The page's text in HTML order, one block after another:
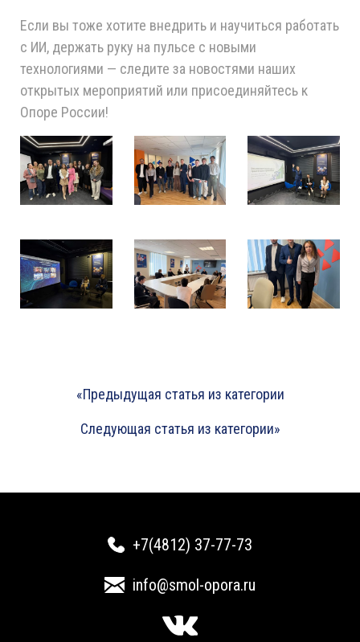
Если вы тоже хотите внедрить и научиться работать
с ИИ, держать руку на пульсе с новыми
технологиями — следите за новостями наших
открытых мероприятий или присоединяйтесь к
Опоре России!
«Предыдущая статья из категории
Следующая статья из категории»
+7(4812) 37-77-73
info@smol-opora.ru